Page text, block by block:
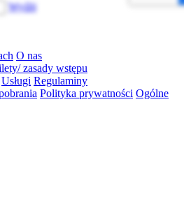
Wyślij
O nas
zasady wstępu
Usługi Regulaminy
Polityka prywatności Ogólne